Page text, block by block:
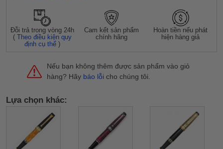
Đỗi trả trong vòng 24h
(Theo điều kiện quy
định cụ thể )
Cam kết sản phẩm
chính hãng
Hoàn tiền nếu phát
hiện hàng giả
Nếu bạn không thêm được sản phẩm vào giỏ
hàng? Hãy báo lỗi cho chúng tôi.
Lựa chọn khác: